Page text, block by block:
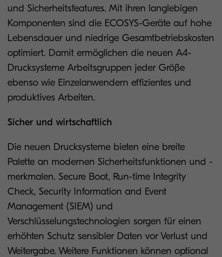
und Sicherheitsfeatures. Mit ihren langlebigen
Komponenten sind die ECOSYS-Geräte auf hohe
Lebensdauer und niedrige Gesamtbetriebskosten
optimiert. Damit ermöglichen die neuen A4-
Drucksysteme Arbeitsgruppen jeder Größe
ebenso wie Einzelanwendern effizientes und
produktives Arbeiten.
Sicher und wirtschaftlich
Die neuen Drucksysteme bieten eine breite
Palette an modernen Sicherheitsfunktionen und -
merkmalen. Secure Boot, Run-time Integrity
Check, Security Information and Event
Management (SIEM) und
Verschlüsselungstechnologien sorgen für einen
erhöhten Schutz sensibler Daten vor Verlust und
Weitergabe. Weitere Funktionen können optional